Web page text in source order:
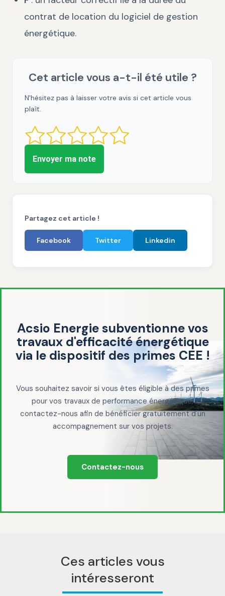
contrat de location du logiciel de gestion
énergétique.
Cet article vous a-t-il été utile ?
N'hésitez pas à laisser votre avis si cet article vous
plaît.
Envoyer ma note
Partagez cet article !
Facebook Twitter Linkedin
Acsio Energie subventionne vos
travaux d'efficacité énergétique
via le dispositif des primes CEE !
Vous souhaitez savoir si vous êtes éligible à des primes
pour vos travaux de performance énergétique,
contactez-nous afin de bénéficier gratuitement d'un
accompagnement sur vos projets.
Contactez-nous
Ces articles vous
intéresseront